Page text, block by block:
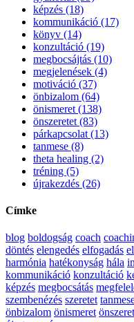
képzés (18)
kommunikáció (17)
könyv (14)
konzultáció (19)
megbocsájtás (10)
megjelenések (4)
motiváció (37)
önbizalom (64)
önismeret (138)
önszeretet (83)
párkapcsolat (13)
tanmese (8)
theta healing (2)
tréning (5)
újrakezdés (26)
Címke
blog boldogság coach
döntés elengedés elfogadás
harmónia hatékonyság hála
kommunikáció konzultáció
képzés megbocsátás
szembenézés szeretet
önbizalom önismeret